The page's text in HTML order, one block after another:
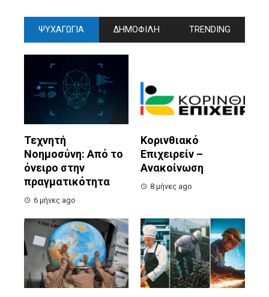
ΨΥΧΑΓΩΓΙΑ ΔΗΜΟΦΙΛΗ TRENDING
Τεχνητή
Νοημοσύνη: Από το
όνειρο στην
πραγματικότητα
6 μήνες ago
Κορινθιακό
Επιχειρείν –
Ανακοίνωση
8 μήνες ago